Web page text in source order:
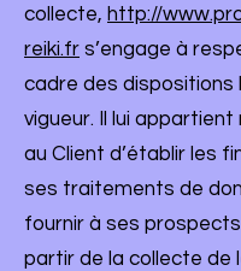
collecte, http://
reiki.fr s’engage à
cadre des dispositions
vigueur. Il lui
au Client d’établir les
ses traitements de
fournir à ses
partir de la collecte de